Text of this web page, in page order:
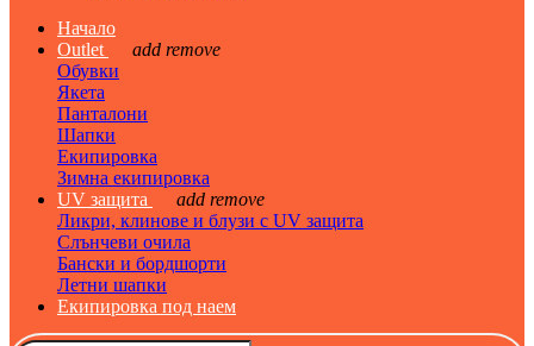
Начало
Outlet
add remove
Обувки
Якета
Панталони
Шапки
Екипировка
Зимна екипировка
UV защита
add remove
Ликри, клинове и блузи с UV защита
Слънчеви очила
Бански и бордшорти
Летни шапки
Екипировка под наем